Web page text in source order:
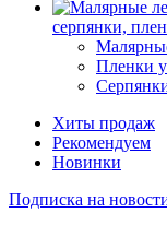
серпянки,
Пленки
Хиты продаж
Рекомендуем
Новинки
Подписка на